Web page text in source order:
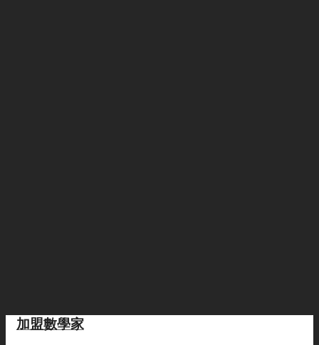
加盟數學家